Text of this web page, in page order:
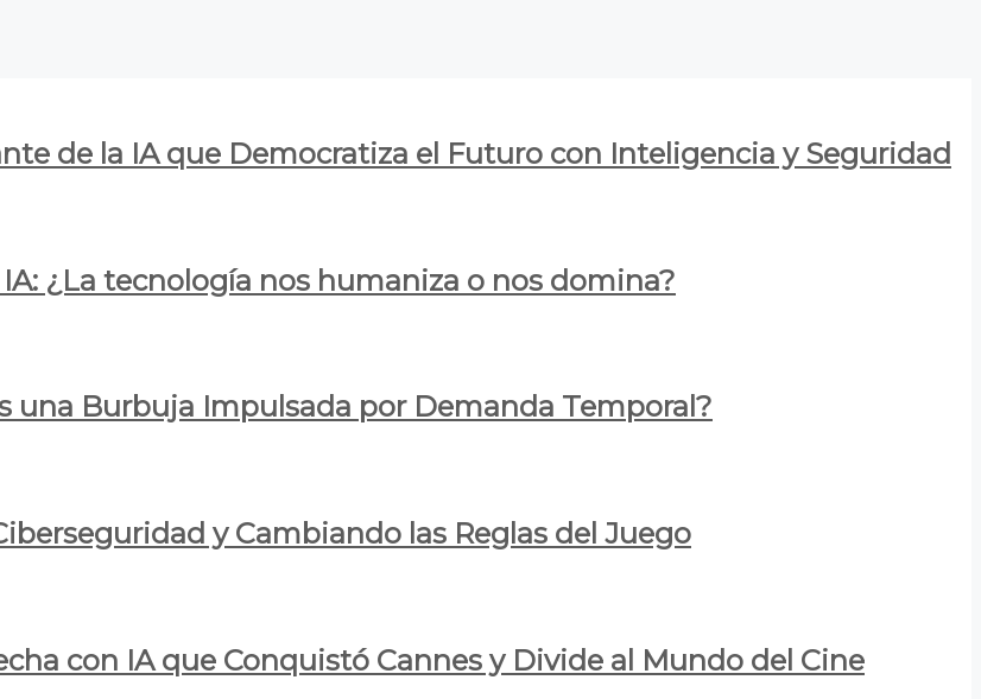
de la IA que Democratiza el Futuro con Inteligencia y Seguridad
¿La tecnología nos humaniza o nos domina?
una Burbuja Impulsada por Demanda Temporal?
y Cambiando las Reglas del Juego
con IA que Conquistó Cannes y Divide al Mundo del Cine